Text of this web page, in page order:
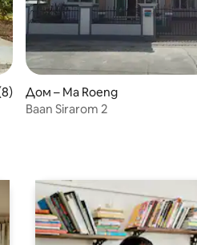
оценка: 5 от 5, 8 отзива
Дом – Ma Roeng
Baan Sirarom 2